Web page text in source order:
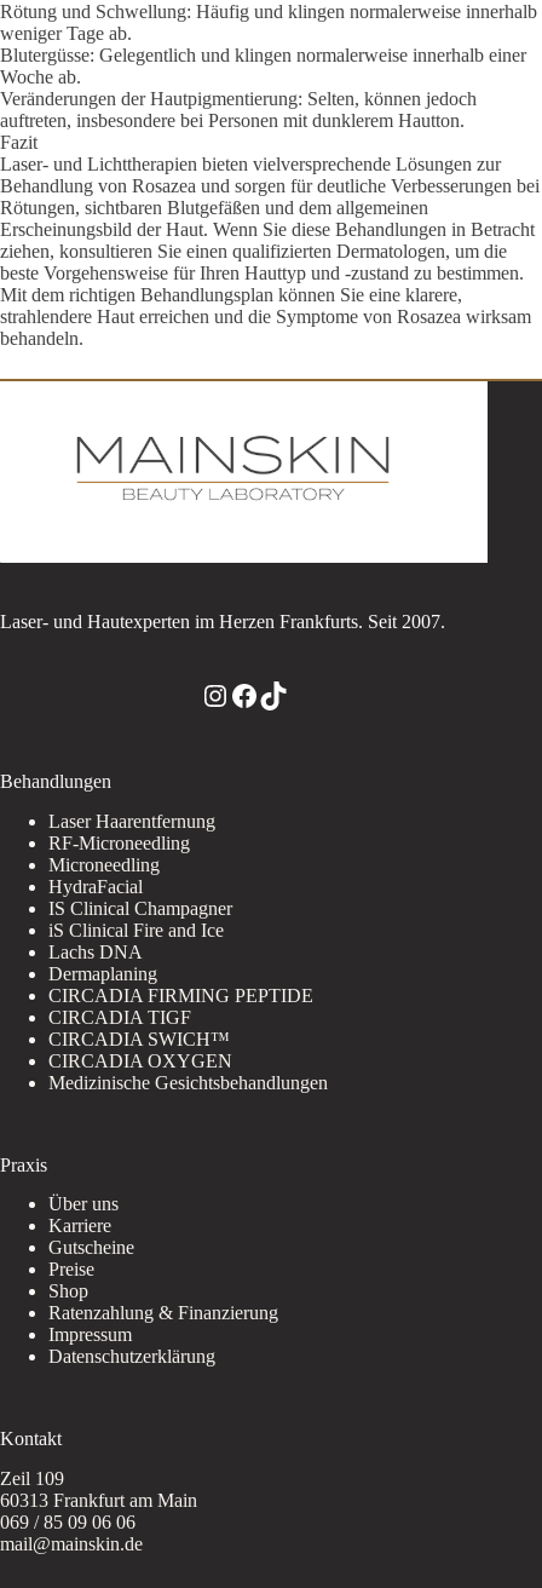
Rötung und Schwellung: Häufig und klingen normalerweise innerhalb
weniger Tage ab.
Blutergüsse: Gelegentlich und klingen normalerweise innerhalb einer
Woche ab.
Veränderungen der Hautpigmentierung: Selten, können jedoch
auftreten, insbesondere bei Personen mit dunklerem Hautton.
Fazit
Laser- und Lichttherapien bieten vielversprechende Lösungen zur
Behandlung von Rosazea und sorgen für deutliche Verbesserungen bei
Rötungen, sichtbaren Blutgefäßen und dem allgemeinen
Erscheinungsbild der Haut. Wenn Sie diese Behandlungen in Betracht
ziehen, konsultieren Sie einen qualifizierten Dermatologen, um die
beste Vorgehensweise für Ihren Hauttyp und -zustand zu bestimmen.
Mit dem richtigen Behandlungsplan können Sie eine klarere,
strahlendere Haut erreichen und die Symptome von Rosazea wirksam
behandeln.
Laser- und Hautexperten im Herzen Frankfurts. Seit 2007.
Instagram
Facebook
TikTok
Behandlungen
Laser Haarentfernung
RF-Microneedling
Microneedling
HydraFacial
IS Clinical Champagner
iS Clinical Fire and Ice
Lachs DNA
Dermaplaning
CIRCADIA FIRMING PEPTIDE
CIRCADIA TIGF
CIRCADIA SWICH™
CIRCADIA OXYGEN
Medizinische Gesichtsbehandlungen
Praxis
Über uns
Karriere
Gutscheine
Preise
Shop
Ratenzahlung & Finanzierung
Impressum
Datenschutzerklärung
Kontakt
Zeil 109
60313 Frankfurt am Main
069 / 85 09 06 06
mail@mainskin.de